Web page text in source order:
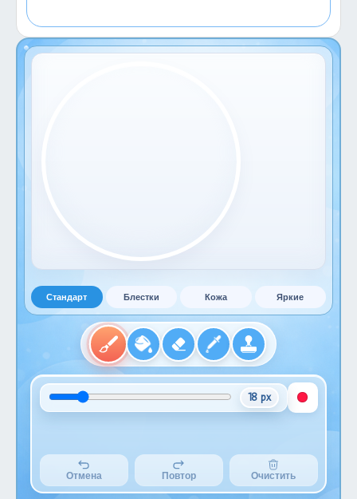
Стандарт Блестки Кожа Яркие
18 px
Отмена Повтор Очистить